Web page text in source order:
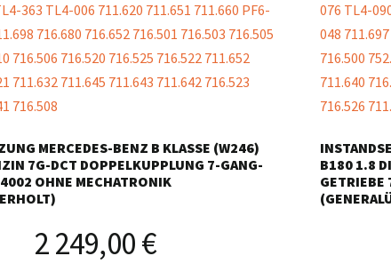
MERCEDES-BENZ B KLASSE (W246)
7G-DCT DOPPELKUPPLUNG 7-GANG-
OHNE MECHATRONIK
2 249,00€
B180 1.8
GETRIEBE